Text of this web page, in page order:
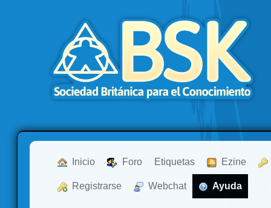
Inicio Foro Etiquetas Ezine
Registrarse Webchat Ayuda